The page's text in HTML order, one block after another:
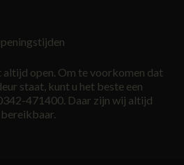
altijd open. Om te voorkomen dat
staat, kunt u het beste een
471400. Daar zijn wij altijd
bereikbaar.